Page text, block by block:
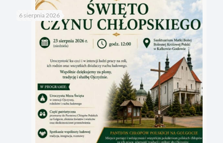
6 sierpnia 2026